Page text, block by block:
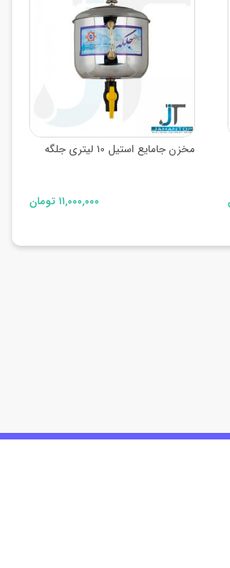
مخزن جامایع استیل 10 لیتری جلگه
۱۱,۰۰۰,۰۰۰ تومان